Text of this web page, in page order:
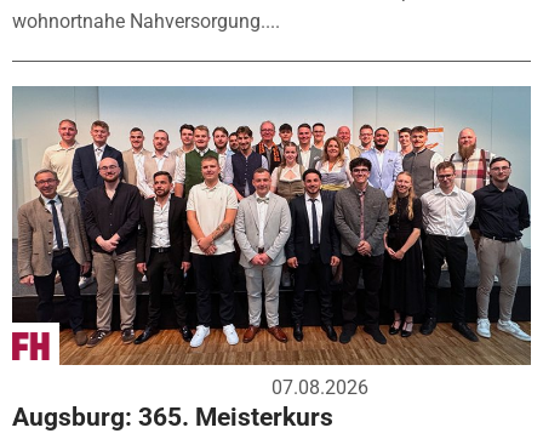
wohnortnahe Nahversorgung....
07.08.2026
Augsburg: 365. Meisterkurs